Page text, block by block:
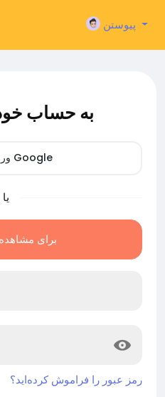
پیوستن
به حساب
ورود با Google
یا
برای
رمز عبور را فراموش کرده‌اید؟